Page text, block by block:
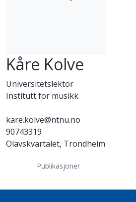
Kåre Kolve
Universitetslektor
Institutt for musikk
kare.kolve@ntnu.no
90743319
Olavskvartalet, Trondheim
Publikasjoner